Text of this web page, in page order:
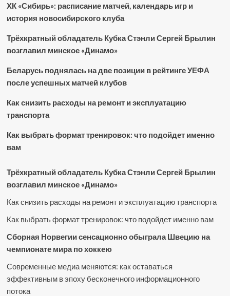
ХК «Сибирь»: расписание матчей, календарь игр и
история новосибирского клуба
Трёхкратный обладатель Кубка Стэнли Сергей Брылин
возглавил минское «Динамо»
Беларусь поднялась на две позиции в рейтинге УЕФА
после успешных матчей клубов
Как снизить расходы на ремонт и эксплуатацию
транспорта
Как выбрать формат тренировок: что подойдет именно
вам
Трёхкратный обладатель Кубка Стэнли Сергей Брылин
возглавил минское «Динамо»
Как снизить расходы на ремонт и эксплуатацию транспорта
Как выбрать формат тренировок: что подойдет именно вам
Сборная Норвегии сенсационно обыграла Швецию на
чемпионате мира по хоккею
Современные медиа меняются: как оставаться
эффективным в эпоху бесконечного информационного
потока